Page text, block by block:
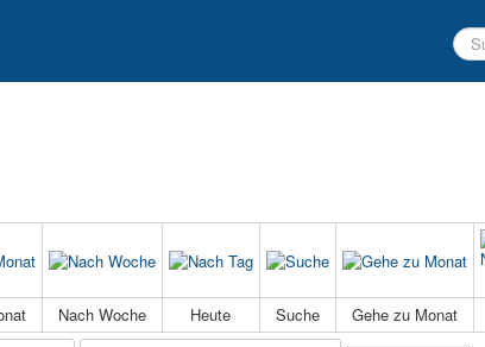
Nach Woche Heute Suche Gehe zu Monat